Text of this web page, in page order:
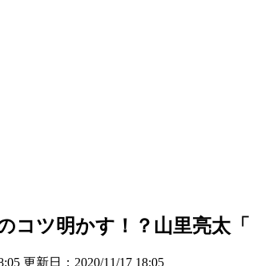
コツ明かす！？山里亮太
更新日： 2020/11/17 18:05